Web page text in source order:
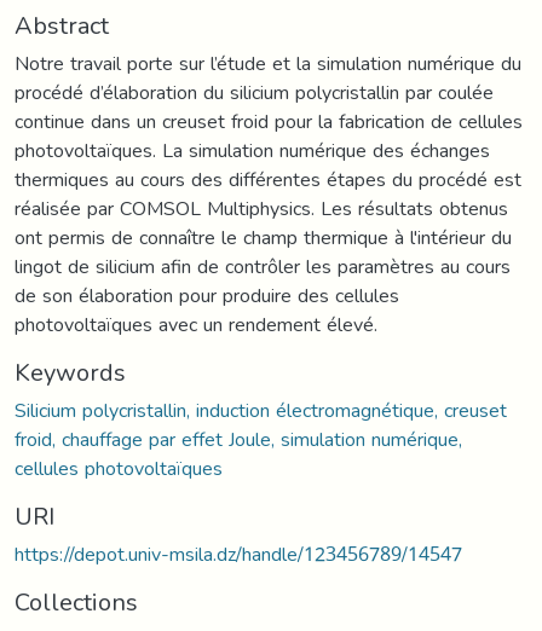
Abstract
Notre travail porte sur l’étude et la simulation numérique du
procédé d’élaboration du silicium polycristallin par coulée
continue dans un creuset froid pour la fabrication de cellules
photovoltaïques. La simulation numérique des échanges
thermiques au cours des différentes étapes du procédé est
réalisée par COMSOL Multiphysics. Les résultats obtenus
ont permis de connaître le champ thermique à l'intérieur du
lingot de silicium afin de contrôler les paramètres au cours
de son élaboration pour produire des cellules
photovoltaïques avec un rendement élevé.
Keywords
Silicium polycristallin, induction électromagnétique, creuset
froid, chauffage par effet Joule, simulation numérique,
cellules photovoltaïques
URI
https://depot.univ-msila.dz/handle/123456789/14547
Collections